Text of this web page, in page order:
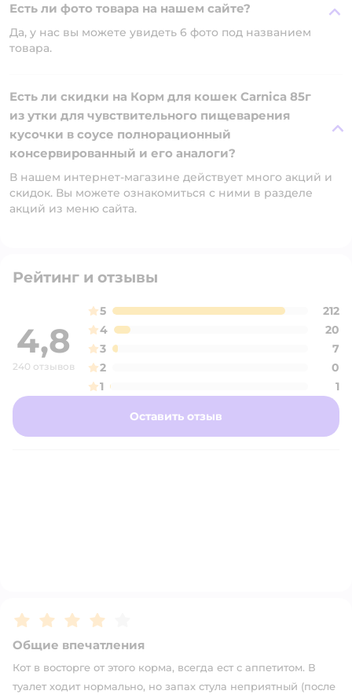
Есть ли фото товара на нашем сайте?
Да, у нас вы можете увидеть 6 фото под названием
товара.
Есть ли скидки на Корм для кошек Carnica 85г
из утки для чувствительного пищеварения
кусочки в соусе полнорационный
консервированный и его аналоги?
В нашем интернет-магазине действует много акций и
скидок. Вы можете ознакомиться с ними в разделе
акций из меню сайта.
Рейтинг и отзывы
4,8
240 отзывов
5
212
4
20
3
7
2
0
1
1
Оставить отзыв
Рейтинг:4
Общие впечатления
Кот в восторге от этого корма, всегда ест с аппетитом. В
туалет ходит нормально, но запах стула неприятный (после